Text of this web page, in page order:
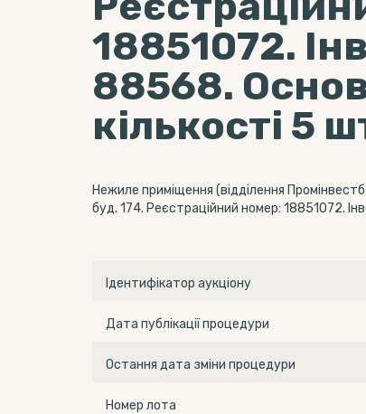
18851072.
88568.
кількості 5
Нежиле приміщення (відділення
буд. 174. Реєстраційний номер: 18851072.
Ідентифікатор аукціону
Дата публікації процедури
Остання дата зміни процедури
Номер лота